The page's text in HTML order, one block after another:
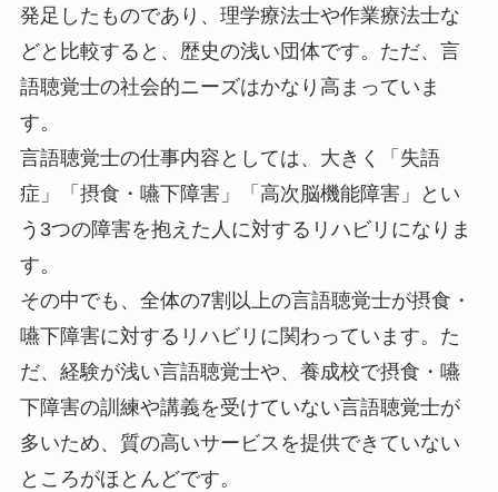
発足したものであり、理学療法士や作業療法士な
どと比較すると、歴史の浅い団体です。ただ、言
語聴覚士の社会的ニーズはかなり高まっていま
す。
言語聴覚士の仕事内容としては、大きく「失語
症」「摂食・嚥下障害」「高次脳機能障害」とい
う3つの障害を抱えた人に対するリハビリになりま
す。
その中でも、全体の7割以上の言語聴覚士が摂食・
嚥下障害に対するリハビリに関わっています。た
だ、経験が浅い言語聴覚士や、養成校で摂食・嚥
下障害の訓練や講義を受けていない言語聴覚士が
多いため、質の高いサービスを提供できていない
ところがほとんどです。